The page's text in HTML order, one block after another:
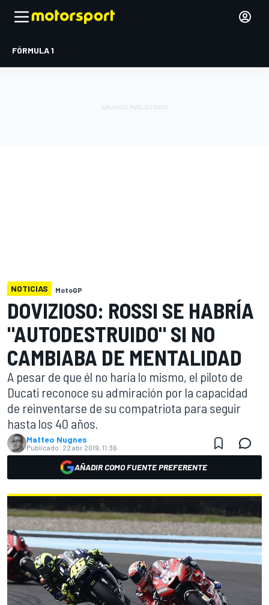
FÓRMULA 1
NOTICIAS MotoGP
DOVIZIOSO: ROSSI SE HABRÍA
"AUTODESTRUIDO" SI NO
CAMBIABA DE MENTALIDAD
A pesar de que él no haría lo mismo, el piloto de
Ducati reconoce su admiración por la capacidad
de reinventarse de su compatriota para seguir
hasta los 40 años.
Matteo Nugnes
Publicado: 22 abr 2019, 11:36
AÑADIR COMO FUENTE PREFERENTE